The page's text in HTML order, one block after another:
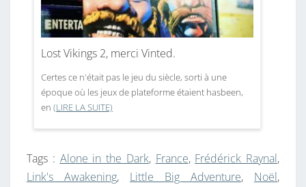
Lost Vikings 2, merci Vinted.
Certes ce n'était pas le jeu du siècle, sorti à une
époque où les jeux de plateforme étaient hasbeen,
en (LIRE LA SUITE)
Tags : Alone in the Dark, France, Frédérick Raynal,
Link's Awakening, Little Big Adventure, Noël,